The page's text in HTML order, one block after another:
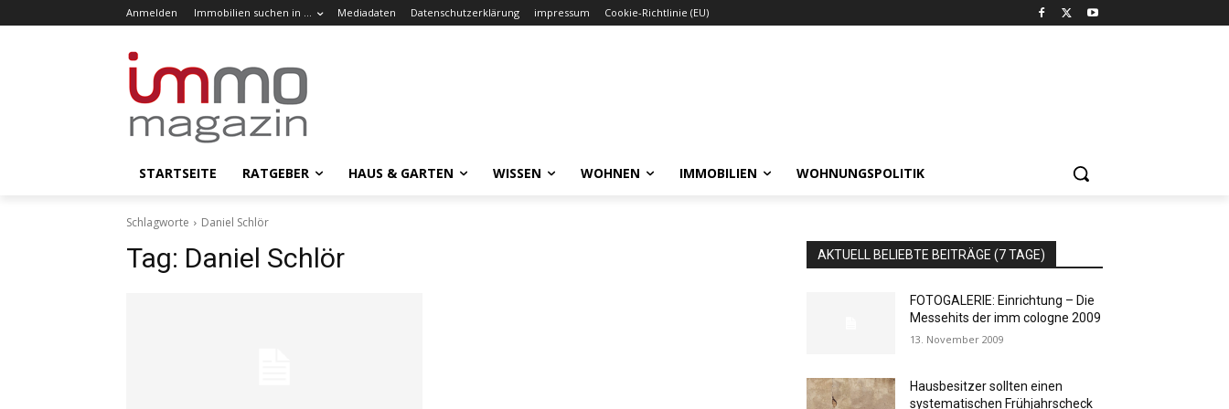
Anmelden Immobilien suchen in … Mediadaten Datenschutzerklärung impressum Cookie-Richtlinie (EU)
STARTSEITE RATGEBER HAUS & GARTEN WISSEN WOHNEN IMMOBILIEN WOHNUNGSPOLITIK
Schlagworte Daniel Schlör
Tag: Daniel Schlör AKTUELL BELIEBTE BEITRÄGE (7 TAGE)
FOTOGALERIE: Einrichtung – Die
Messehits der imm cologne 2009
13. November 2009
Hausbesitzer sollten einen
systematischen Frühjahrscheck